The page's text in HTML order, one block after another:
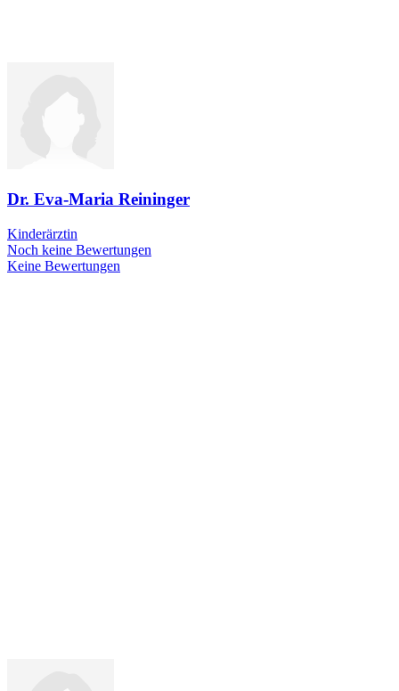
Dr. Eva-Maria Reininger
Kinderärztin
Noch keine Bewertungen
Keine Bewertungen